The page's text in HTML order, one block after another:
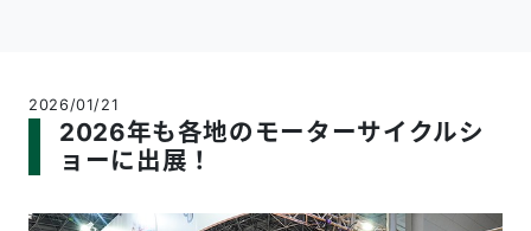
2026/01/21
2026年も各地のモーターサイクルシ
ョーに出展！